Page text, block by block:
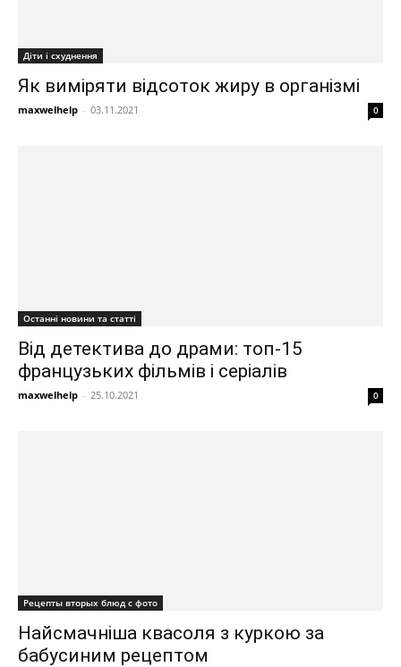
Діти і схуднення
Як виміряти відсоток жиру в організмі
maxwelhelp - 03.11.2021 0
Останні новини та статті
Від детектива до драми: топ-15
французьких фільмів і серіалів
maxwelhelp - 25.10.2021 0
Рецепты вторых блюд с фото
Найсмачніша квасоля з куркою за
бабусиним рецептом